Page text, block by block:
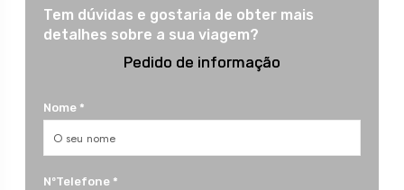
Tem dúvidas e gostaria de obter mais
detalhes sobre a sua viagem?
Pedido de informação
Nome *
NºTelefone *